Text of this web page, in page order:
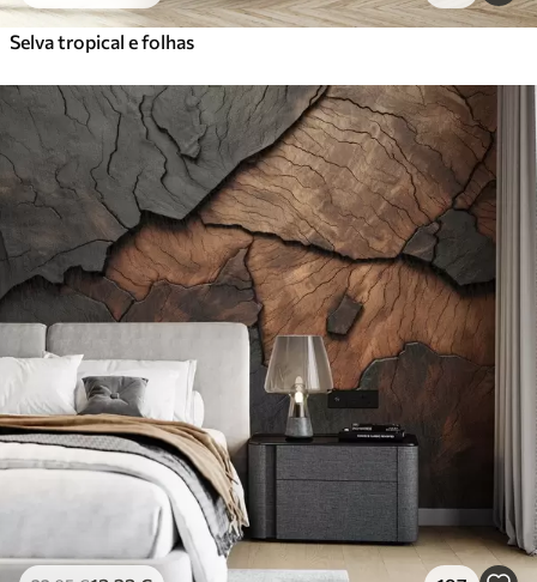
Selva tropical e folhas